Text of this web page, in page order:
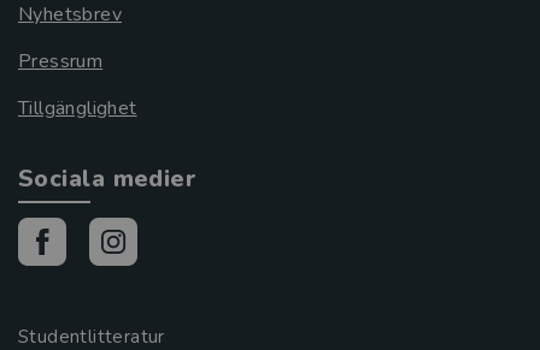
Nyhetsbrev
Pressrum
Tillgänglighet
Sociala medier
Studentlitteratur